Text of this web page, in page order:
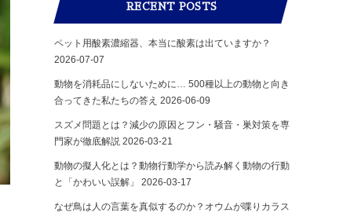
RECENT POSTS
ペット用酸素濃縮器、本当に酸素は出ていますか？
2026-07-07
動物を消耗品にしないために… 500種以上の動物と向き
合ってきた私たちの答え 2026-06-09
スズメ問題とは？減少の原因とフン・騒音・巣対策を専
門家が徹底解説 2026-03-21
動物の擬人化とは？動物行動学から読み解く動物の行動
と「かわいい誤解」
2026-03-17
なぜ鳥は人の言葉を真似するのか？オウムが喋りカラス